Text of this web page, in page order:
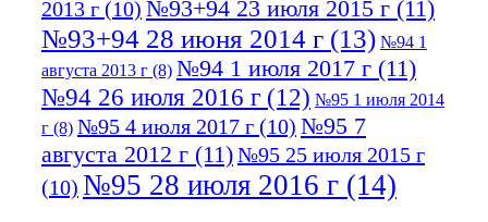
2013 г (10) №93+94 23 июля 2015 г (11)
№93+94 28 июня 2014 г (13) №94 1
августа 2013 г (8) №94 1 июля 2017 г (11)
№94 26 июля 2016 г (12) №95 1 июля 2014
г (8) №95 4 июля 2017 г (10) №95 7
августа 2012 г (11)№95 25 июля 2015 г
(10) №95 28 июля 2016 г (14)